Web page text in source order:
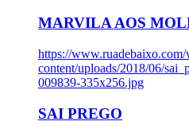
MARVILA AOS
https://
content/uploads/2018/06/
009839-335x256.jpg
SAI PREGO